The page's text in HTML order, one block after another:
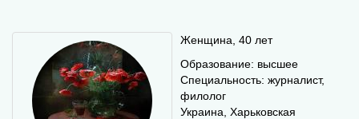
Женщина, 40 лет
Образование: высшее
Специальность: журналист,
филолог
Украина, Харьковская